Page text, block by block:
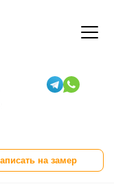
на замер